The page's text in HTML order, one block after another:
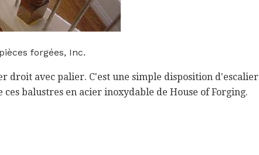
forgées, Inc.
droit avec palier. C'est une simple disposition d'escalier
balustres en acier inoxydable de House of Forging.